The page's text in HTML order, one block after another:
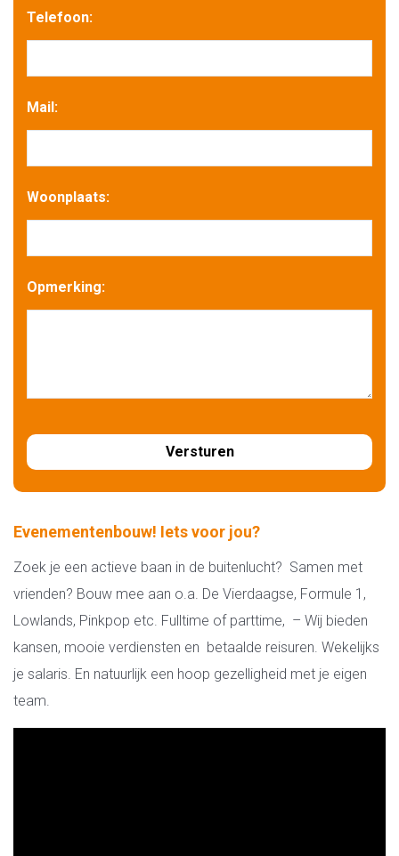
Telefoon:
Mail:
Woonplaats:
Opmerking:
Evenementenbouw! Iets voor jou?
Zoek je een actieve baan in de buitenlucht? Samen met
vrienden? Bouw mee aan o.a. De Vierdaagse, Formule 1,
Lowlands, Pinkpop etc. Fulltime of parttime, – Wij bieden
kansen, mooie verdiensten en betaalde reisuren. Wekelijks
je salaris. En natuurlijk een hoop gezelligheid met je eigen
team.